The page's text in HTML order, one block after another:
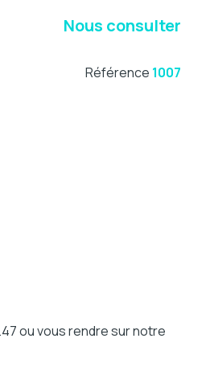
Nous consulter
Référence 1007
ou vous rendre sur notre